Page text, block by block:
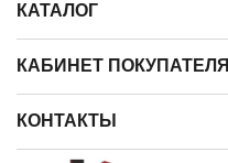
КАТАЛОГ
КАБИНЕТ ПОКУПАТЕЛЯ
КОНТАКТЫ